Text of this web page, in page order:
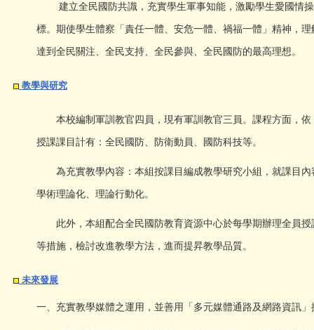
建立全民國防共識，充實學生軍事知能，激勵學生愛國情
標。期使學生體察「責任一體、安危一體、禍福一體」精神，
達到全民關注、全民支持、全民參與、全民國防的最高理想。
教學與研究
本校編制軍訓教官四員，現有軍訓教官三員。課程方面，依
授課課目計有：全民國防、防衛動員、國防科技等。
為充實教學內容：本組按課目編成教學研究小組，就課目內
學術理論化、理論行動化。
此外，本組配合全民國防教育資源中心於每學期辦理全員授
等措施，檢討改進教學方法，進而提昇教學品質。
未來發展
一、充實教學媒體之運用，並善用「多元媒體通路及網路資訊